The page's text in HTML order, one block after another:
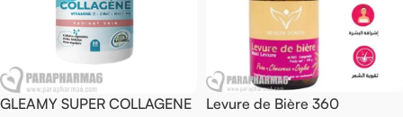
GLEAMY SUPER COLLAGENE
Levure de Bière 360